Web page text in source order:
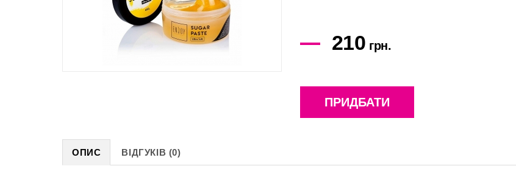
210 грн.
ПРИДБАТИ
ОПИС ВІДГУКІВ (0)